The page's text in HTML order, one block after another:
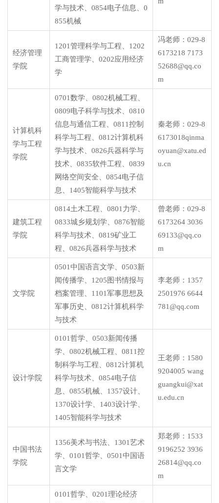
学与技术、0854电子信息、0
855机械
经济管理
学院
1201管理科学与工程、1202
工商管理学、0202应用经济
学
冯老师：029-8
6173218 7173
52688@qq.co
m
计算机科
学与工程
学院
0701数学、0802机械工程、
0809电子科学与技术、0810
信息与通信工程、0811控制
科学与工程、0812计算机科
学与技术、0826兵器科学与
技术、0835软件工程、0839
网络空间安全、0854电子信
息、1405智能科学与技术
秦老师：029-8
6173018qinma
oyuan@xatu.ed
u.cn
建筑工程
学院
0814土木工程、0801力学、
0833城乡规划学、0876智能
科学与技术、0819矿业工
程、0826兵器科学与技术
曾老师：029-8
6173264 3036
69133@qq.co
m
文学院
0501中国语言文学、0503新
闻传播学、1205图书情报与
档案管理、1101军事思想及
军事历史、0812计算机科学
与技术
李老师：1357
2501976 6644
781@qq.com
设计学院
0101哲学、0503新闻传播
学、0802机械工程、0811控
制科学与工程、0812计算机
科学与技术、0854电子信
息、0855机械、1357设计、
1370设计学、1403设计学、
1405智能科学与技术
王老师：1580
9204005 wang
guangkui@xat
u.edu.cn
中国书法
学院
1356美术与书法、1301艺术
学、0101哲学、0501中国语
言文学
郑老师：1533
9196252 3936
26814@qq.co
m
0101哲学、0201理论经济